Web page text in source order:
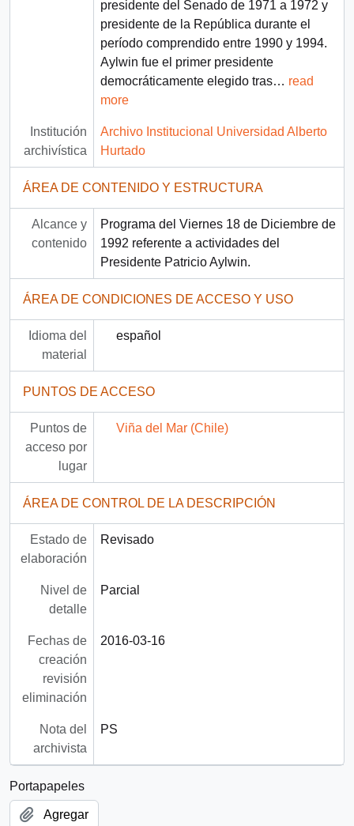
presidente del Senado de 1971 a 1972 y
presidente de la República durante el
período comprendido entre 1990 y 1994.
Aylwin fue el primer presidente
democráticamente elegido tras… read
more
Institución
archivística
Archivo Institucional Universidad Alberto
Hurtado
ÁREA DE CONTENIDO Y ESTRUCTURA
Alcance y
contenido
Programa del Viernes 18 de Diciembre de
1992 referente a actividades del
Presidente Patricio Aylwin.
ÁREA DE CONDICIONES DE ACCESO Y USO
Idioma del
material
español
PUNTOS DE ACCESO
Puntos de
acceso por
lugar
Viña del Mar (Chile)
ÁREA DE CONTROL DE LA DESCRIPCIÓN
Estado de
elaboración
Revisado
Nivel de
detalle
Parcial
Fechas de
creación
revisión
eliminación
2016-03-16
Nota del
archivista
PS
Portapapeles
Agregar